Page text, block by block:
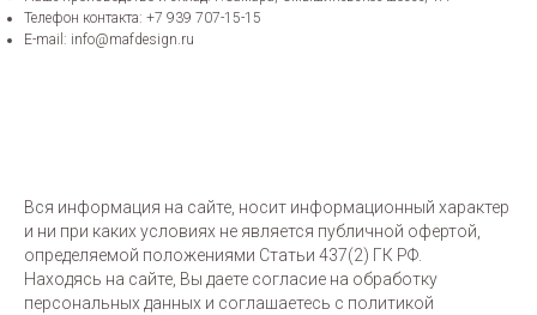
Телефон контакта: +7 939 707-15-15
E-mail: info@mafdesign.ru
Вся информация на сайте, носит информационный характер
и ни при каких условиях не является публичной офертой,
определяемой положениями Статьи 437(2) ГК РФ.
Находясь на сайте, Вы даете согласие на обработку
персональных данных и соглашаетесь c политикой